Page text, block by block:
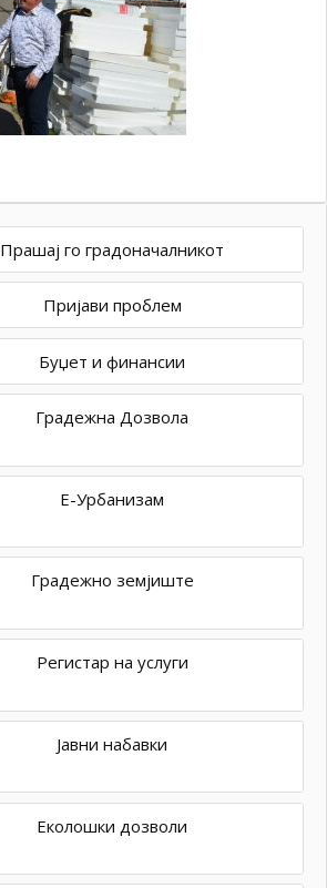
Прашај го градоначалникот
Пријави проблем
Буџет и финансии
Градежна Дозвола
Е-Урбанизам
Градежно земјиште
Регистар на услуги
Јавни набавки
Еколошки дозволи